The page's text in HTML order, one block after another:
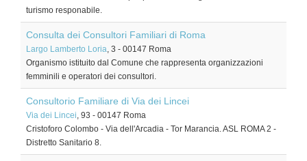
turismo responabile.
Consulta dei Consultori Familiari di Roma
Largo Lamberto Loria, 3 - 00147 Roma
Organismo istituito dal Comune che rappresenta organizzazioni
femminili e operatori dei consultori.
Consultorio Familiare di Via dei Lincei
Via dei Lincei, 93 - 00147 Roma
Cristoforo Colombo - Via dell'Arcadia - Tor Marancia. ASL ROMA 2 -
Distretto Sanitario 8.